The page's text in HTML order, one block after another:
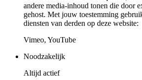
andere media-inhoud tonen die door
gehost. Met jouw toestemming
diensten van derden op deze website:
Vimeo, YouTube
Noodzakelijk
Altijd actief